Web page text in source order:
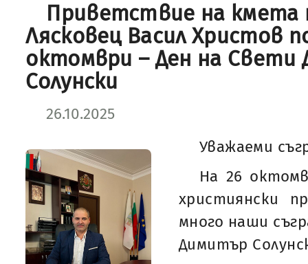
Приветствие на кмета
Лясковец Васил Христов
октомври – Ден на Свети
Солунски
26.10.2025
Уважаеми
На 26
християнски
много наши
Димитър